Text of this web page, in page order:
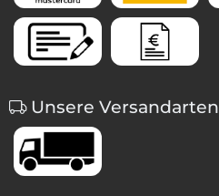
Unsere Versandarten